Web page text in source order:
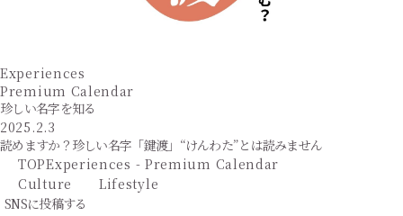
Experiences
Premium Calendar
珍しい名字を知る
2025.2.3
読めますか？珍しい名字「鍵渡」“けんわた”とは読みません
TOPExperiences - Premium Calendar
Culture
Lifestyle
SNSに投稿する